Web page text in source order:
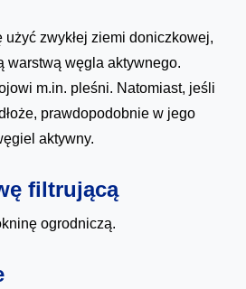
użyć zwykłej ziemi doniczkowej,
warstwą węgla aktywnego.
m.in. pleśni. Natomiast, jeśli
prawdopodobnie w jego
aktywny.
filtrującą
ogrodniczą.